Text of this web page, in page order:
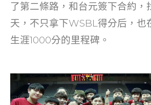
了第二條路，和台元簽下合約，
天，不只拿下WSBL得分后，也
生涯1000分的里程碑。